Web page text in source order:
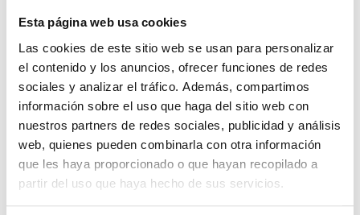
Esta página web usa cookies
Las cookies de este sitio web se usan para personalizar
el contenido y los anuncios, ofrecer funciones de redes
sociales y analizar el tráfico. Además, compartimos
información sobre el uso que haga del sitio web con
nuestros partners de redes sociales, publicidad y análisis
web, quienes pueden combinarla con otra información
que les haya proporcionado o que hayan recopilado a
partir del uso que haya hecho de sus servicios.